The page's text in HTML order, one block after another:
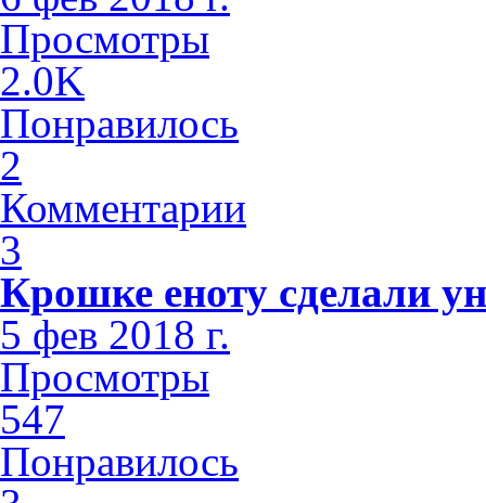
Просмотры
2.0K
Понравилось
2
Комментарии
3
Крошке еноту сделали
5 фев 2018 г.
Просмотры
547
Понравилось